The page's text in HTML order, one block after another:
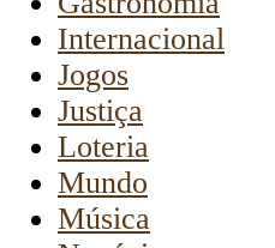
Internacional
Jogos
Justiça
Loteria
Mundo
Música